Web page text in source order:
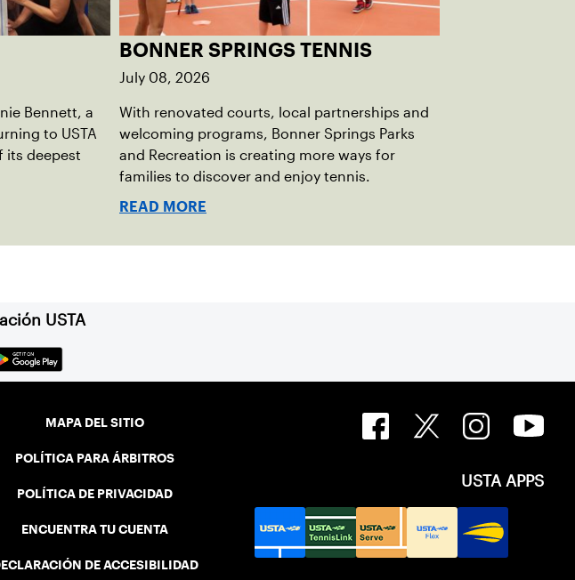
Bennett, a
to USTA
its deepest
BONNER SPRINGS TENNIS
July 08, 2026
With renovated courts, local partnerships and
welcoming programs, Bonner Springs Parks
and Recreation is creating more ways for
families to discover and enjoy tennis.
READ MORE
USTA
MAPA DEL SITIO
POLÍTICA PARA ÁRBITROS
POLÍTICA DE PRIVACIDAD
ENCUENTRA TU CUENTA
DE ACCESIBILIDAD
USTA APPS